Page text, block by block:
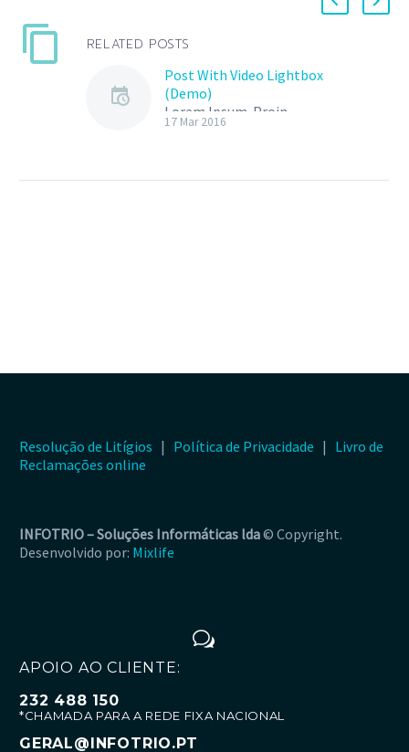
RELATED POSTS
Post With Video Lightbox
(Demo)
Lorem Ipsum. Proin
gravida nibh vel velit
bibendum auctor, nisi elit
17 Mar 2016
Resolução de Litígios | Política de Privacidade | Livro de
Reclamações online
INFOTRIO –Soluções Informáticas lda© Copyright.
Desenvolvido por: Mixlife
w
w
APOIO AO CLIENTE:
232 488 150
*CHAMADA PARA A REDE FIXA NACIONAL
GERAL@INFOTRIO.PT